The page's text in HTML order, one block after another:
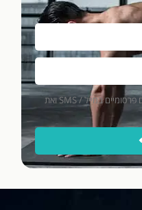
בהרשמה אני מאשר/ת קבלת מסרים פרסומיים במייל / SMS ואת